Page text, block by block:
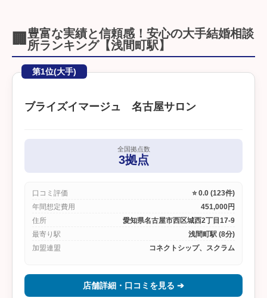
🏢 豊富な実績と信頼感！安心の大手結婚相談
所ランキング【浅間町駅】
第1位(大手)
ブライズイマージュ 名古屋サロン
全国拠点数
3拠点
口コミ評価
⭐ 0.0 (123件)
年間想定費用
451,000円
住所
愛知県名古屋市西区城西2丁目17-9
最寄り駅
浅間町駅 (8分)
加盟連盟
コネクトシップ、スクラム
店舗詳細・口コミを見る ➔